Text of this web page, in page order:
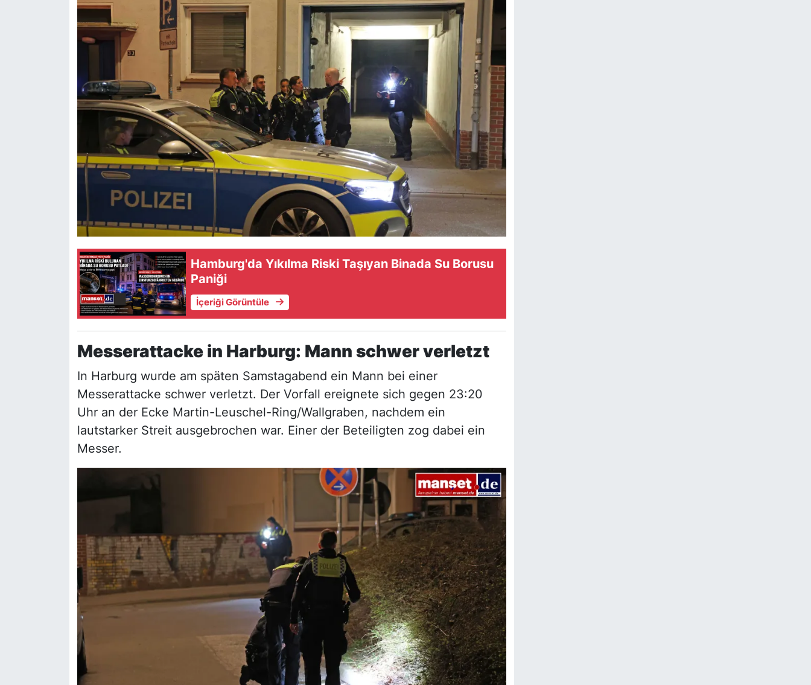
Hamburg'da Yıkılma Riski Taşıyan Binada Su Borusu
Paniği
İçeriği Görüntüle
Messerattacke in Harburg: Mann schwer verletzt
In Harburg wurde am späten Samstagabend ein Mann bei einer
Messerattacke schwer verletzt. Der Vorfall ereignete sich gegen 23:20
Uhr an der Ecke Martin-Leuschel-Ring/Wallgraben, nachdem ein
lautstarker Streit ausgebrochen war. Einer der Beteiligten zog dabei ein
Messer.